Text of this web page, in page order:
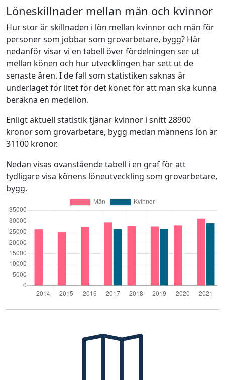
Löneskillnader mellan män och kvinnor
Hur stor är skillnaden i lön mellan kvinnor och män för
personer som jobbar som grovarbetare, bygg? Här
nedanför visar vi en tabell över fördelningen ser ut
mellan könen och hur utvecklingen har sett ut de
senaste åren. I de fall som statistiken saknas är
underlaget för litet för det könet för att man ska kunna
beräkna en medellön.
Enligt aktuell statistik tjänar kvinnor i snitt 28900
kronor som grovarbetare, bygg medan männens lön är
31100 kronor.
Nedan visas ovanstående tabell i en graf för att
tydligare visa könens löneutveckling som grovarbetare,
bygg.